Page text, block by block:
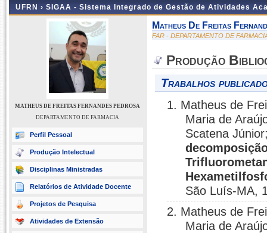
UFRN › SIGAA - Sistema Integrado de Gestão de Atividades
MATHEUS DE FREITAS FERNANDES PEDROSA
DEPARTAMENTO DE FARMACIA
Perfil Pessoal
Produção Intelectual
Disciplinas Ministradas
Relatórios de Atividade Docente
Projetos de Pesquisa
Atividades de Extensão
Matheus De Freitas
FAR - DEPARTAMENTO DE
Produção
Trabalhos
1. Matheus de
Maria de
Scatena
São Luís-MA,
2. Matheus de
Maria de